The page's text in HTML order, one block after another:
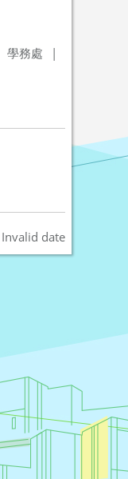
學務處 |
Invalid date